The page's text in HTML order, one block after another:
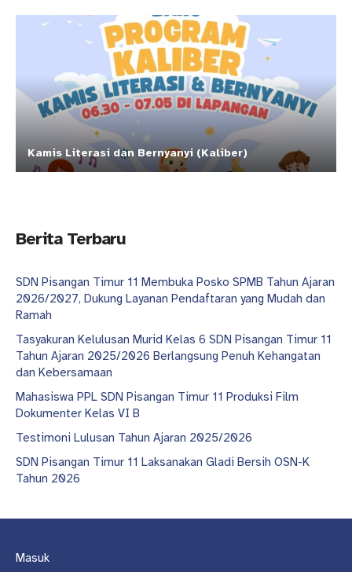
Kamis Literasi dan Bernyanyi (Kaliber)
Berita Terbaru
SDN Pisangan Timur 11 Membuka Posko SPMB Tahun Ajaran
2026/2027, Dukung Layanan Pendaftaran yang Mudah dan
Ramah
Tasyakuran Kelulusan Murid Kelas 6 SDN Pisangan Timur 11
Tahun Ajaran 2025/2026 Berlangsung Penuh Kehangatan
dan Kebersamaan
Mahasiswa PPL SDN Pisangan Timur 11 Produksi Film
Dokumenter Kelas VI B
Testimoni Lulusan Tahun Ajaran 2025/2026
SDN Pisangan Timur 11 Laksanakan Gladi Bersih OSN-K
Tahun 2026
Masuk